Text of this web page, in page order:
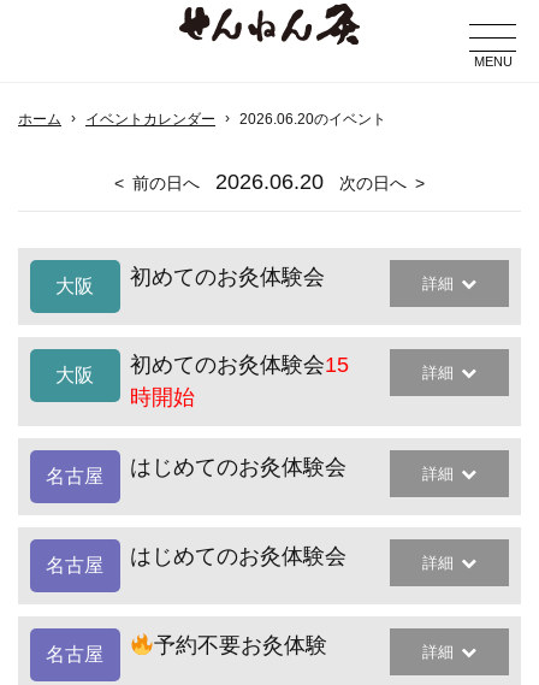
MENU
ホーム イベントカレンダー 2026.06.20のイベント
前の日へ 2026.06.20 次の日へ
大阪 初めてのお灸体験会 詳細
大阪 初めてのお灸体験会15
時開始
詳細
名古屋 はじめてのお灸体験会 詳細
名古屋 はじめてのお灸体験会 詳細
名古屋 予約不要お灸体験 詳細